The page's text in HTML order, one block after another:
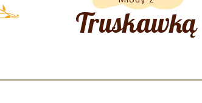
truskawką